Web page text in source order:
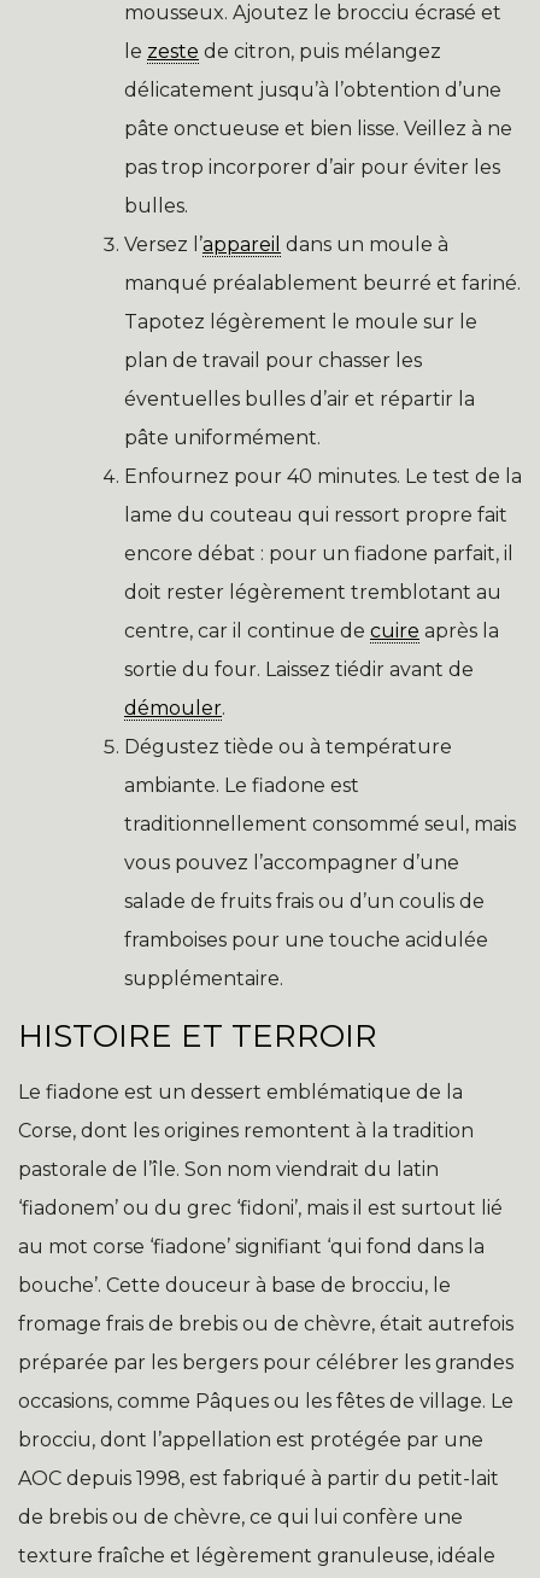
mousseux. Ajoutez le brocciu écrasé et
le zeste de citron, puis mélangez
délicatement jusqu’à l’obtention d’une
pâte onctueuse et bien lisse. Veillez à ne
pas trop incorporer d’air pour éviter les
bulles.
Versez l’appareil dans un moule à
manqué préalablement beurré et fariné.
Tapotez légèrement le moule sur le
plan de travail pour chasser les
éventuelles bulles d’air et répartir la
pâte uniformément.
Enfournez pour 40 minutes. Le test de la
lame du couteau qui ressort propre fait
encore débat : pour un fiadone parfait, il
doit rester légèrement tremblotant au
centre, car il continue de cuire après la
sortie du four. Laissez tiédir avant de
démouler.
Dégustez tiède ou à température
ambiante. Le fiadone est
traditionnellement consommé seul, mais
vous pouvez l’accompagner d’une
salade de fruits frais ou d’un coulis de
framboises pour une touche acidulée
supplémentaire.
HISTOIRE ET TERROIR
Le fiadone est un dessert emblématique de la
Corse, dont les origines remontent à la tradition
pastorale de l’île. Son nom viendrait du latin
‘fiadonem’ ou du grec ‘fidoni’, mais il est surtout lié
au mot corse ‘fiadone’ signifiant ‘qui fond dans la
bouche’. Cette douceur à base de brocciu, le
fromage frais de brebis ou de chèvre, était autrefois
préparée par les bergers pour célébrer les grandes
occasions, comme Pâques ou les fêtes de village. Le
brocciu, dont l’appellation est protégée par une
AOC depuis 1998, est fabriqué à partir du petit-lait
de brebis ou de chèvre, ce qui lui confère une
texture fraîche et légèrement granuleuse, idéale